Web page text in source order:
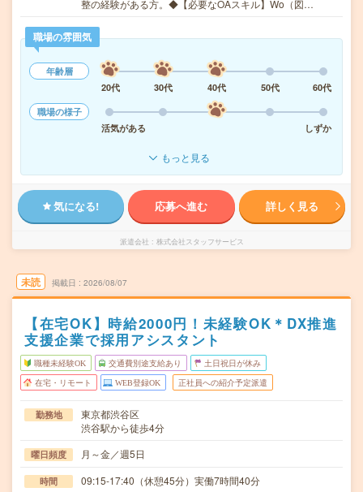
整の経験がある方。◆【必要なOAスキル】Wo（図…
職場の雰囲気
年齢層
20代
30代 40代 50代
60代
職場の様子
活気がある
しずか
もっと見る
気になる! 応募へ進む 詳しく見る
派遣会社 株式会社スタッフサービス
未読 掲載日 2026/08/07
【在宅OK】時給2000円！未経験OK＊DX推進
支援企業で採用アシスタント
職種未経験OK 交通費別途支給あり 土日祝日が休み
在宅・リモート WEB登録OK 正社員への紹介予定派遣
勤務地
東京都渋谷区
渋谷駅から徒歩4分
曜日頻度 月～金／週5日
時間 09:15-17:40（休憩45分）実働7時間40分